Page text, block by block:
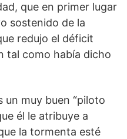
que en primer lugar
sostenido de la
redujo el déficit
tal como había dicho
un muy buen “piloto
él le atribuye a
la tormenta esté